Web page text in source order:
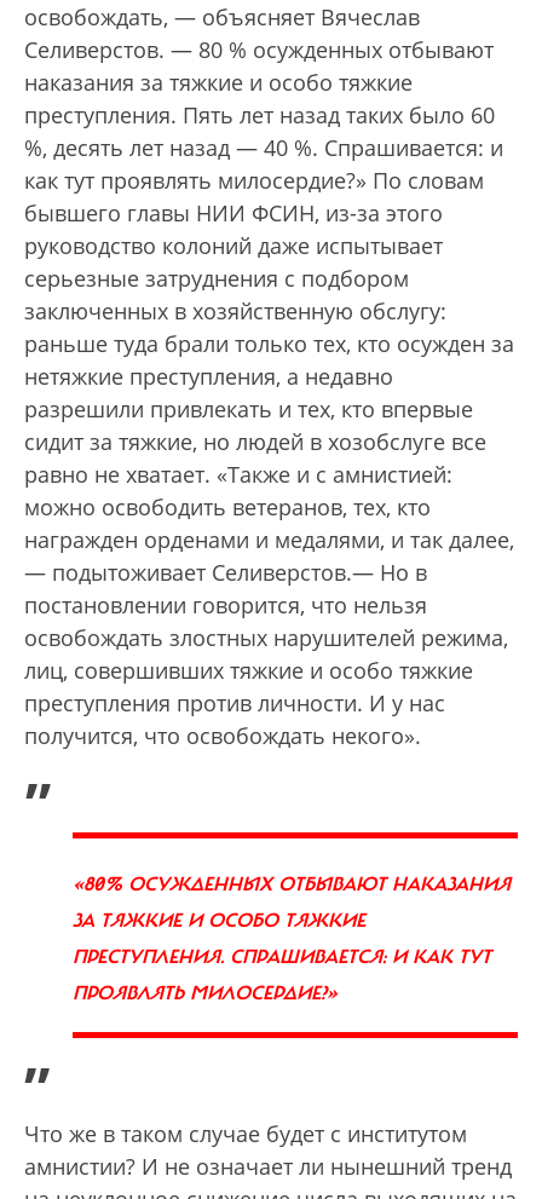
освобождать, — объясняет Вячеслав
Селиверстов. — 80 % осужденных отбывают
наказания за тяжкие и особо тяжкие
преступления. Пять лет назад таких было 60
%, десять лет назад — 40 %. Спрашивается: и
как тут проявлять милосердие?» По словам
бывшего главы НИИ ФСИН, из-за этого
руководство колоний даже испытывает
серьезные затруднения с подбором
заключенных в хозяйственную обслугу:
раньше туда брали только тех, кто осужден за
нетяжкие преступления, а недавно
разрешили привлекать и тех, кто впервые
сидит за тяжкие, но людей в хозобслуге все
равно не хватает. «Также и с амнистией:
можно освободить ветеранов, тех, кто
награжден орденами и медалями, и так далее,
— подытоживает Селиверстов.— Но в
постановлении говорится, что нельзя
освобождать злостных нарушителей режима,
лиц, совершивших тяжкие и особо тяжкие
преступления против личности. И у нас
получится, что освобождать некого».
„
«80% ОСУЖДЕННЫХ ОТБЫВАЮТ НАКАЗАНИЯ
ЗА ТЯЖКИЕ И ОСОБО ТЯЖКИЕ
ПРЕСТУПЛЕНИЯ. СПРАШИВАЕТСЯ: И КАК ТУТ
ПРОЯВЛЯТЬ МИЛОСЕРДИЕ?»
”
Что же в таком случае будет с институтом
амнистии? И не означает ли нынешний тренд